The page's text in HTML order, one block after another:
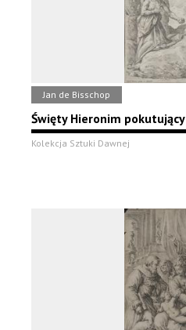
Jan de Bisschop
Święty Hieronim pokutujący
Kolekcja Sztuki Dawnej